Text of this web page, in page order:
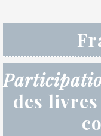
des